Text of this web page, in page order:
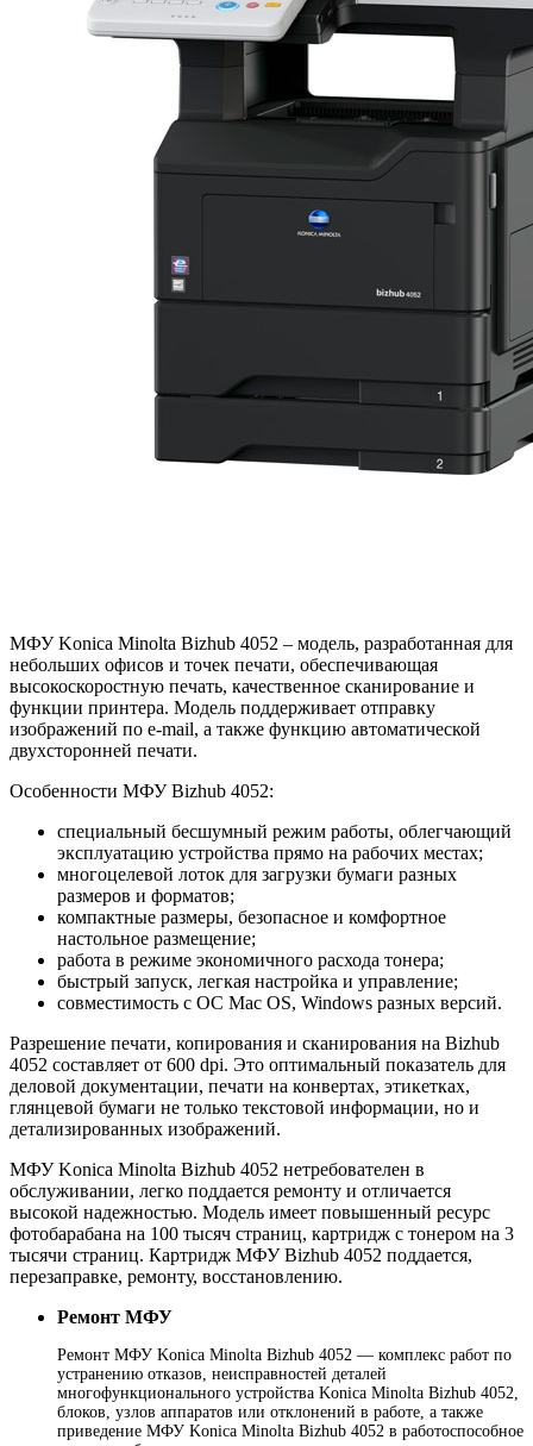
МФУ Konica Minolta Bizhub 4052 – модель, разработанная для
небольших офисов и точек печати, обеспечивающая
высокоскоростную печать, качественное сканирование и
функции принтера. Модель поддерживает отправку
изображений по e-mail, а также функцию автоматической
двухсторонней печати.
Особенности МФУ Bizhub 4052:
специальный бесшумный режим работы, облегчающий
эксплуатацию устройства прямо на рабочих местах;
многоцелевой лоток для загрузки бумаги разных
размеров и форматов;
компактные размеры, безопасное и комфортное
настольное размещение;
работа в режиме экономичного расхода тонера;
быстрый запуск, легкая настройка и управление;
совместимость с ОС Mac OS, Windows разных версий.
Разрешение печати, копирования и сканирования на Bizhub
4052 составляет от 600 dpi. Это оптимальный показатель для
деловой документации, печати на конвертах, этикетках,
глянцевой бумаги не только текстовой информации, но и
детализированных изображений.
МФУ Konica Minolta Bizhub 4052 нетребователен в
обслуживании, легко поддается ремонту и отличается
высокой надежностью. Модель имеет повышенный ресурс
фотобарабана на 100 тысяч страниц, картридж с тонером на 3
тысячи страниц. Картридж МФУ Bizhub 4052 поддается,
перезаправке, ремонту, восстановлению.
Ремонт МФУ
Ремонт МФУ Konica Minolta Bizhub 4052 — комплекс работ по
устранению отказов, неисправностей деталей
многофункционального устройства Konica Minolta Bizhub 4052,
блоков, узлов аппаратов или отклонений в работе, а также
приведение МФУ Konica Minolta Bizhub 4052 в работоспособное